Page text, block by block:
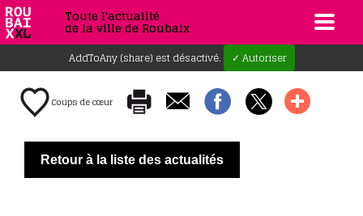
Toute l'actualité
de la ville de Roubaix
AddToAny (share) est désactivé. ✓ Autoriser
Coups de cœur
Retour à la liste des actualités